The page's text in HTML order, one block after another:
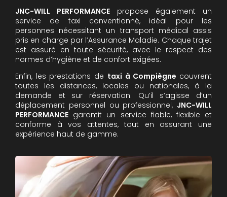
JNC-WILL PERFORMANCE propose également un
service de taxi conventionné, idéal pour les
personnes nécessitant un transport médical assis
pris en charge par l’Assurance Maladie. Chaque trajet
est assuré en toute sécurité, avec le respect des
normes d’hygiène et de confort exigées.
Enfin, les prestations de taxi à Compiègne couvrent
toutes les distances, locales ou nationales, à la
demande et sur réservation. Qu’il s’agisse d’un
déplacement personnel ou professionnel, JNC-WILL
PERFORMANCE garantit un service fiable, flexible et
conforme à vos attentes, tout en assurant une
expérience haut de gamme.